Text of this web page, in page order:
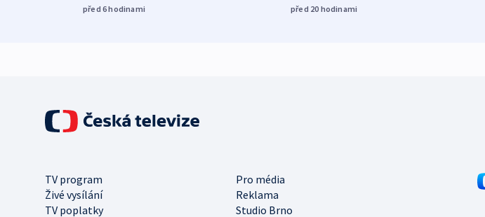
před 6hodinami před 20 hodinami
TV program
Pro média
Živé vysílání
Reklama
TV poplatky
Studio Brno